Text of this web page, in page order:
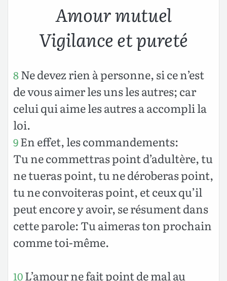
Amour mutuel
Vigilance et pureté
8Ne devez rien à personne, si ce n’est
de vous aimer les uns les autres; car
celui qui aime les autres a accompli la
loi.
9En effet, les commandements:
Tu ne commettras point d’adultère, tu
ne tueras point, tu ne déroberas point,
tu ne convoiteras point, et ceux qu’il
peut encore y avoir, se résument dans
cette parole: Tu aimeras ton prochain
comme toi-même.
10L’amour ne fait point de mal au